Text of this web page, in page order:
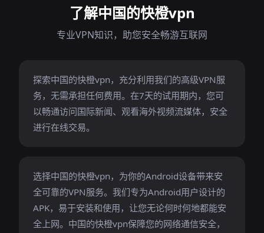
了解中国的快橙vpn
专业VPN知识，助您安全畅游互联网
探索中国的快橙vpn，充分利用我们的高级VPN服
务，无需承担任何费用。在7天的试用期内，您可
以畅通访问国际新闻、观看海外视频流媒体，安全
进行在线交易。
选择中国的快橙vpn，为你的Android设备带来安
全可靠的VPN服务。我们专为Android用户设计的
APK，易于安装和使用，让您无论何时何地都能安
全上网。中国的快橙vpn保障您的网络通信安全，